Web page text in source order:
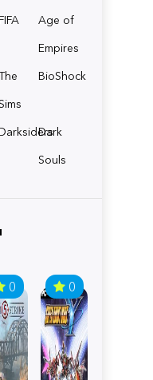
Age of
Empires
BioShock
Dark
Souls
0 0